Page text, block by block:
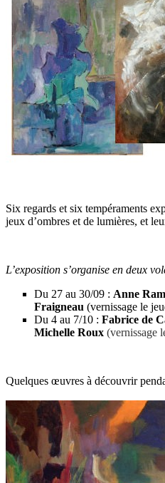
Six regards et six tempéraments
jeux d’ombres et de lumières, et
L’exposition s’organise en deux
Du 27 au 30/09 : Anne
Fraigneau (vernissage le
Du 4 au 7/10 : Fabrice de
Michelle Roux (vernissage
Quelques œuvres à découvrir